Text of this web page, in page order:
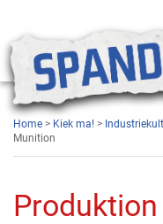
Home > Kiek ma! >
Munition